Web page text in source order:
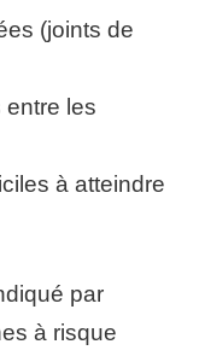
(joints de
les
à atteindre
par
à risque